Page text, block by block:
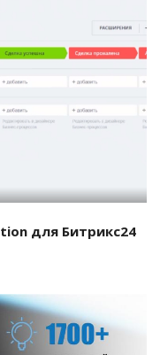
для Битрикс24